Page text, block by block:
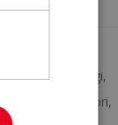
Criminologi,
investigatori,